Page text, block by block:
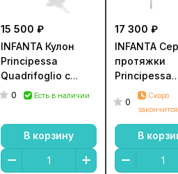
15 500 ₽
INFANTA Кулон
Principessa
Quadrifoglio с
гранатами круг
0 Есть в наличии
В корзину
17 300 ₽
INFANTA
протяжки
Principessa
Quadrifoglio
гранатами в
0
Скоро
закончится
В